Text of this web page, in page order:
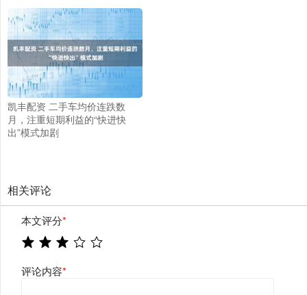
凯丰配资 二手车均价连跌数
月，注重短期利益的“快进快
出”模式加剧
相关评论
本文评分*
评论内容*